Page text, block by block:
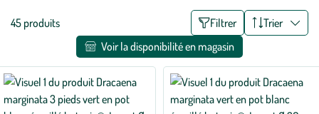
Liste
appliqués
45 produits Filtrer
Trier
Voir la disponibilité en magasin